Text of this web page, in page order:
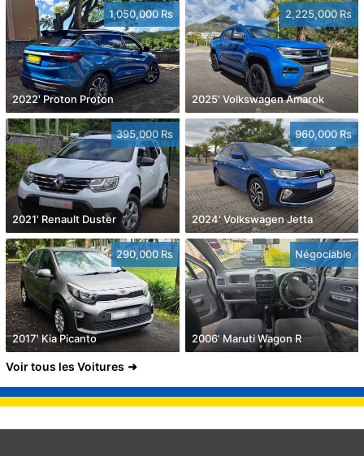
1,050,000 Rs
2022' Proton Proton
2,225,000 Rs
2025' Volkswagen Amarok
395,000 Rs
2021' Renault Duster
960,000 Rs
2024' Volkswagen Jetta
290,000 Rs
2017' Kia Picanto
Négociable
2006' Maruti Wagon R
Voir tous les Voitures